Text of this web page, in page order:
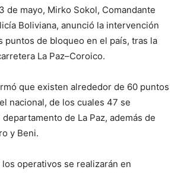
de mayo, Mirko Sokol, Comandante
Boliviana, anunció la intervención
puntos de bloqueo en el país, tras la
La Paz–Coroico.
que existen alrededor de 60 puntos
nacional, de los cuales 47 se
de La Paz, además de
y Beni.
operativos se realizarán en